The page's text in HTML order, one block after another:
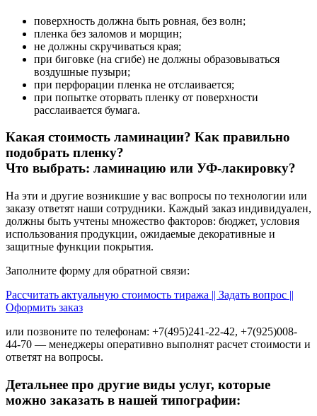
поверхность должна быть ровная, без волн;
пленка без заломов и морщин;
не должны скручиваться края;
при биговке (на сгибе) не должны образовываться
воздушные пузыри;
при перфорации пленка не отслаивается;
при попытке оторвать пленку от поверхности
расслаивается бумага.
Какая стоимость ламинации? Как правильно
подобрать пленку?
Что выбрать: ламинацию или УФ-лакировку?
На эти и другие возникшие у вас вопросы по технологии или
заказу ответят наши сотрудники. Каждый заказ индивидуален,
должны быть учтены множество факторов: бюджет, условия
использования продукции, ожидаемые декоративные и
защитные функции покрытия.
Заполните форму для обратной связи:
Рассчитать актуальную стоимость тиража || Задать вопрос ||
Оформить заказ
или позвоните по телефонам: +7(495)241-22-42, +7(925)008-
44-70 — менеджеры оперативно выполнят расчет стоимости и
ответят на вопросы.
Детальнее про другие виды услуг, которые
можно заказать в нашей типографии: